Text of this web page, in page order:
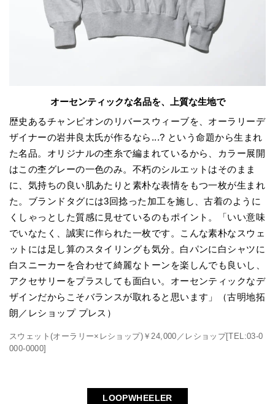
オーセンティックな名品を、上質な生地で
歴史あるチャンピオンのリバースウィーブを、オーラリーデ
ザイナーの岩井良太氏が作るなら...? という命題から生まれ
た名品。オリジナルの杢糸で編まれているから、カラー展開
はこの杢グレーの一色のみ。不朽のシルエットはそのまま
に、気持ちの良い肌あたりと素朴な表情をもつ一枚が生まれ
た。ブランドタグには3回捻った加工を施し、古着のように
くしゃっとした質感に見せているのもポイント。「いい意味
でいなたく、誠実に作られた一枚です。こんな素朴なスウェ
ットには足し算のスタイリングも気分。白パンに白シャツに
白スニーカーを合わせて綺麗なトーンを楽しんでも良いし、
アクセサリーをプラスしても面白い。オーセンティックなデ
ザインだからこそバランスが取れると思います」（古明地拓
朗／レショップ プレス）
スウェット(オーラリー×レショップ)￥24,000／レショップ[TEL:03-0
000-0000]
LOOPWHEELER